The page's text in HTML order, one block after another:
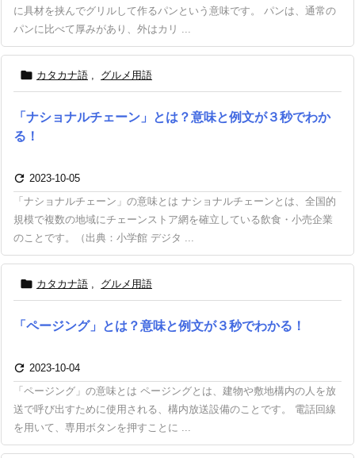
に具材を挟んでグリルして作るパンという意味です。 パンは、通常の
パンに比べて厚みがあり、外はカリ ...
 カタカナ語 , グルメ用語
「ナショナルチェーン」とは？意味と例文が３秒でわか
る！
 2023-10-05
「ナショナルチェーン」の意味とは ナショナルチェーンとは、全国的
規模で複数の地域にチェーンストア網を確立している飲食・小売企業
のことです。（出典：小学館 デジタ ...
 カタカナ語 , グルメ用語
「ページング」とは？意味と例文が３秒でわかる！
 2023-10-04
「ページング」の意味とは ページングとは、建物や敷地構内の人を放
送で呼び出すために使用される、構内放送設備のことです。 電話回線
を用いて、専用ボタンを押すことに ...